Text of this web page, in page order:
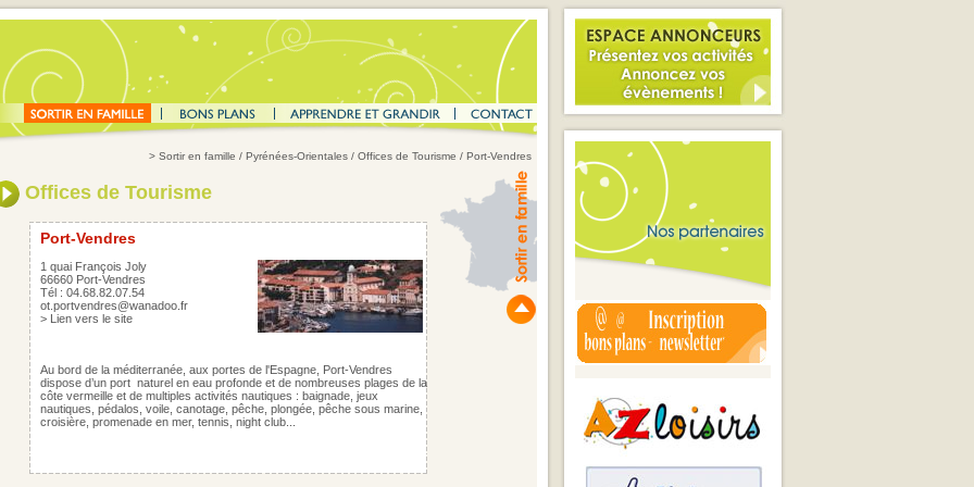
> Sortir en famille / Pyrénées-Orientales / Offices de Tourisme / Port-Vendres
Offices de Tourisme
Port-Vendres
1 quai François Joly
66660 Port-Vendres
Tél : 04.68.82.07.54
ot.portvendres@wanadoo.fr
> Lien vers le site
Au bord de la méditerranée, aux portes de l'Espagne, Port-Vendres
dispose d’un port naturel en eau profonde et de nombreuses plages de la
côte vermeille et de multiples activités nautiques : baignade, jeux
nautiques, pédalos, voile, canotage, pêche, plongée, pêche sous marine,
croisière, promenade en mer, tennis, night club...